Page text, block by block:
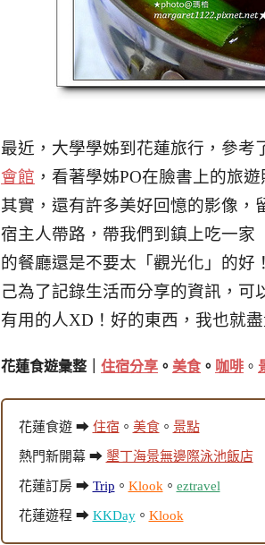
最近，大學學姊到花蓮旅行，參考
會館 ， 看著學姊PO在臉書上的旅
其實，還有許多美好回憶的影像，
宿主人帶路， 帶我們到鎮上吃一家
的餐廳還是不要太「觀光化」的好
己為了記錄生活而分享的資訊， 可
有用的人XD！ 好的東西，我也就
花蓮食遊彙整｜ 住宿分享 。 美食。 咖啡 。
花蓮食遊 ➡ 住宿 。 美食。 景點
熱門新開幕 ➡ 墾丁海景無邊際泳池飯店
花蓮訂房 ➡ Trip 。 Klook 。 eztravel
花蓮遊程 ➡ KKDay。 Klook